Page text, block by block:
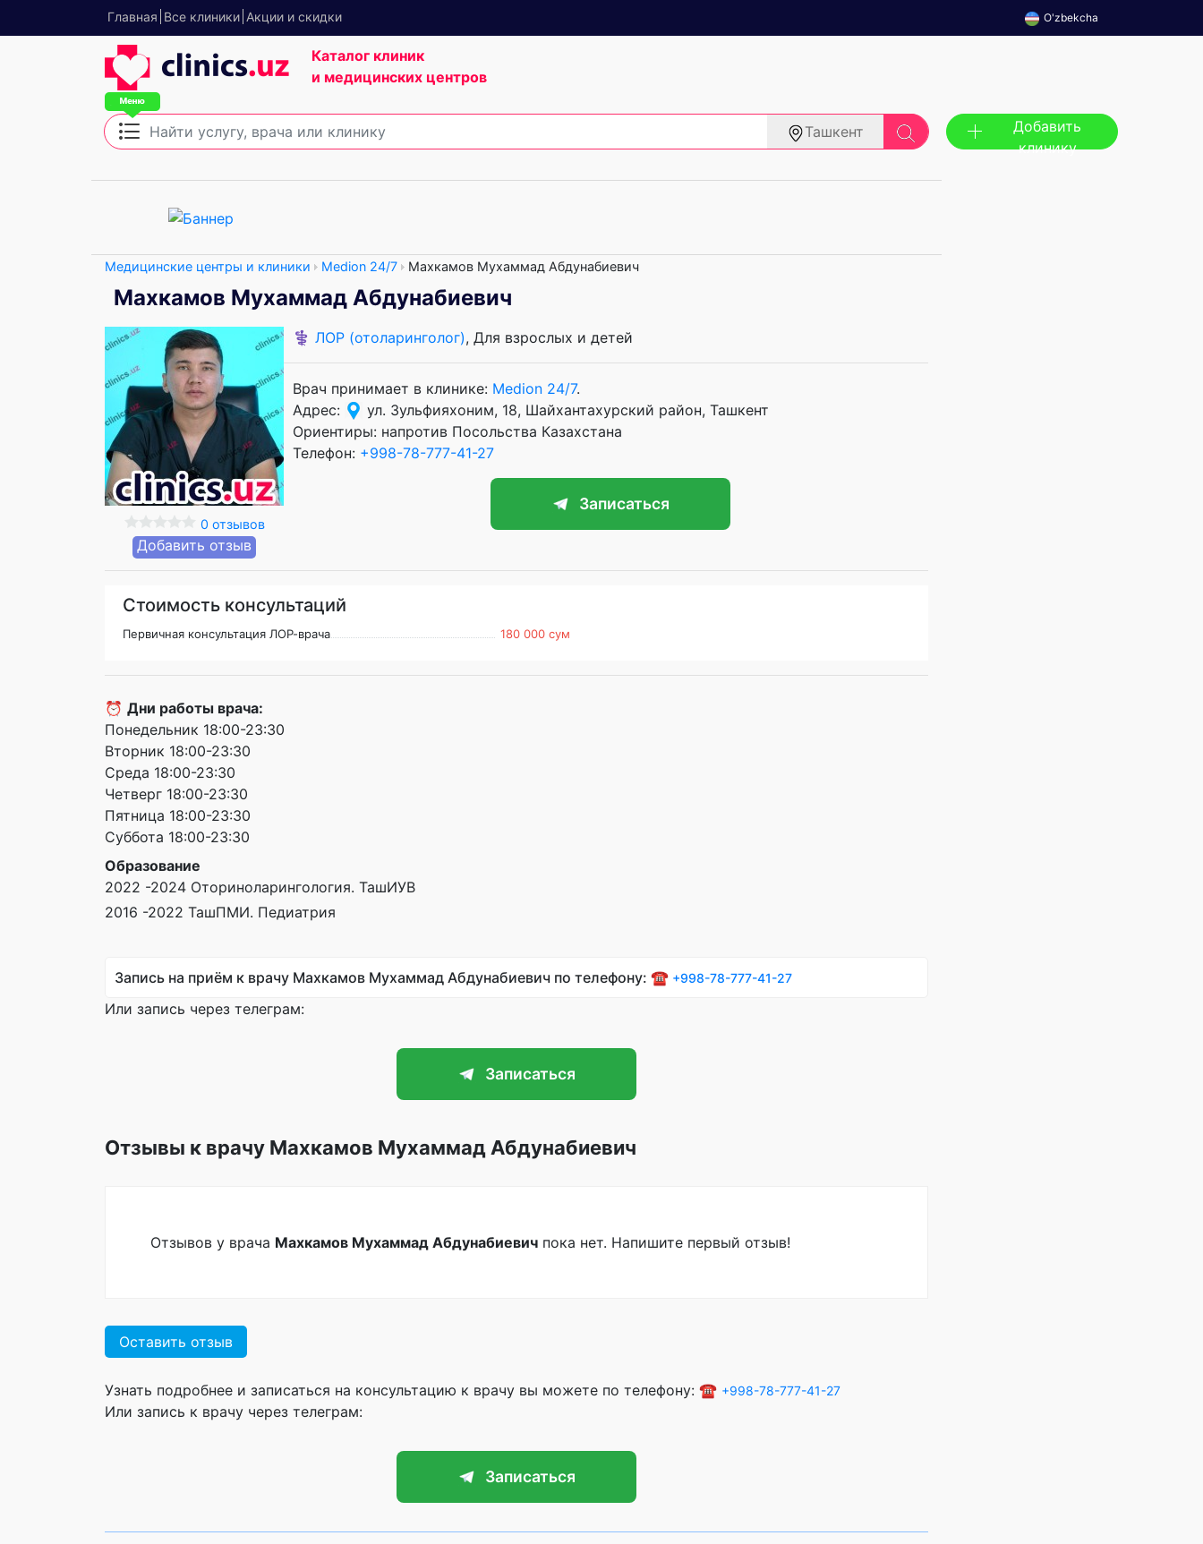
Главная Все клиники Акции и скидки O'zbekcha
Каталог клиник
и медицинских центров
Ташкент
Добавить
клинику
Медицинские центры и клиники Medion 24/7 Махкамов Мухаммад Абдунабиевич
Махкамов Мухаммад Абдунабиевич
0 отзывов
Добавить отзыв
⚕️ ЛОР (отоларинголог), Для взрослых и детей
Врач принимает в клинике: Medion 24/7.
Адрес:
ул. Зульфияхоним, 18, Шайхантахурский район, Ташкент
Ориентиры: напротив Посольства Казахстана
Телефон: +998-78-777-41-27
Записаться
Стоимость консультаций
Первичная консультация ЛОР-врача 180 000 сум
⏰ Дни работы врача:
Понедельник 18:00-23:30
Вторник 18:00-23:30
Среда 18:00-23:30
Четверг 18:00-23:30
Пятница 18:00-23:30
Суббота 18:00-23:30
Образование
2022 -2024 Оториноларингология. ТашИУВ
2016 -2022 ТашПМИ. Педиатрия
Запись на приём к врачу Махкамов Мухаммад Абдунабиевич по телефону: ☎️ +998-78-777-41-27
Или запись через телеграм:
Записаться
Отзывы к врачу Махкамов Мухаммад Абдунабиевич
Отзывов у врача Махкамов Мухаммад Абдунабиевич пока нет. Напишите первый отзыв!
Оставить отзыв
Узнать подробнее и записаться на консультацию к врачу вы можете по телефону: ☎️ +998-78-777-41-27
Или запись к врачу через телеграм:
Записаться